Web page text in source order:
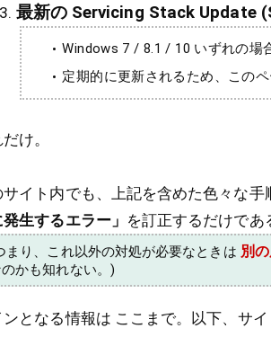
最新の Servicing Stack Update
Windows 7 / 8.1 / 10 いずれの場
定期的に更新されるため、この
け。
サイト内でも、上記を含めた色々な手
生するエラー」 を訂正するだけで
まり、これ以外の対処が必要なときは 別
かも知れない。)
ンとなる情報は ここまで。以下、サイ